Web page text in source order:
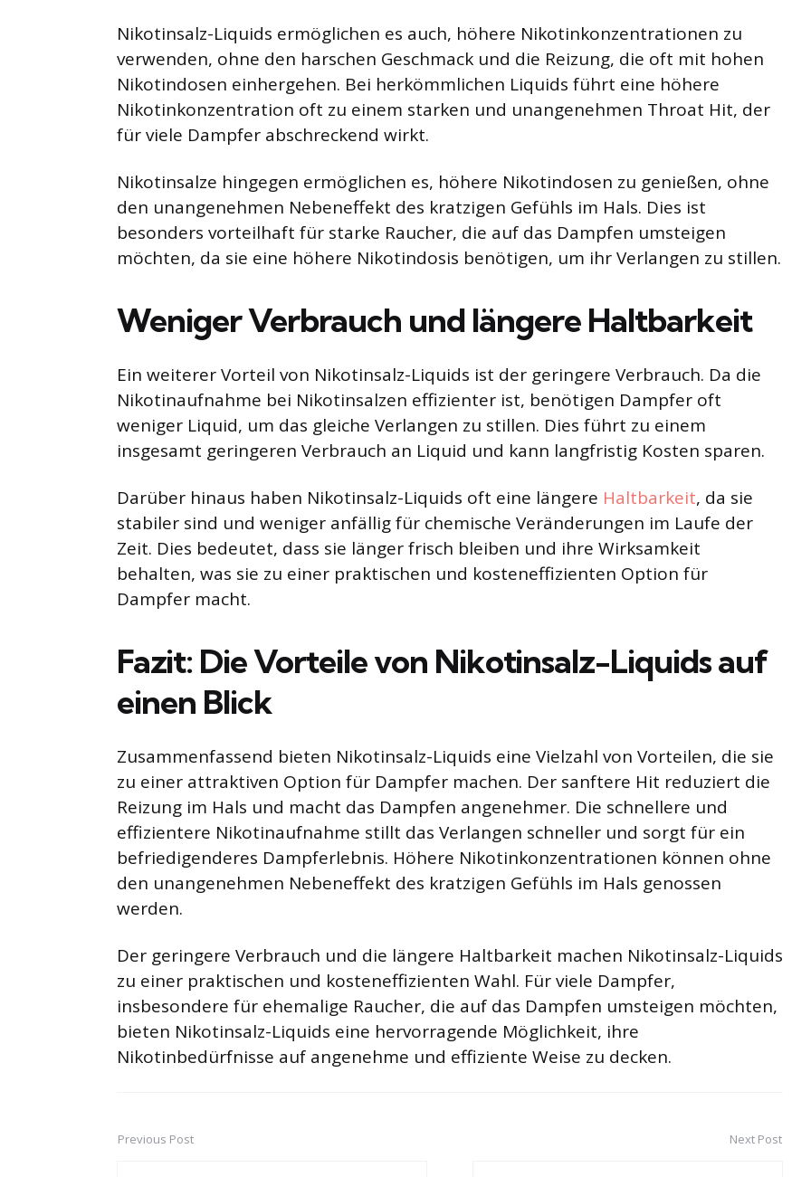
Nikotinsalz-Liquids ermöglichen es auch, höhere Nikotinkonzentrationen zu
verwenden, ohne den harschen Geschmack und die Reizung, die oft mit hohen
Nikotindosen einhergehen. Bei herkömmlichen Liquids führt eine höhere
Nikotinkonzentration oft zu einem starken und unangenehmen Throat Hit, der
für viele Dampfer abschreckend wirkt.
Nikotinsalze hingegen ermöglichen es, höhere Nikotindosen zu genießen, ohne
den unangenehmen Nebeneffekt des kratzigen Gefühls im Hals. Dies ist
besonders vorteilhaft für starke Raucher, die auf das Dampfen umsteigen
möchten, da sie eine höhere Nikotindosis benötigen, um ihr Verlangen zu stillen.
Weniger Verbrauch und längere Haltbarkeit
Ein weiterer Vorteil von Nikotinsalz-Liquids ist der geringere Verbrauch. Da die
Nikotinaufnahme bei Nikotinsalzen effizienter ist, benötigen Dampfer oft
weniger Liquid, um das gleiche Verlangen zu stillen. Dies führt zu einem
insgesamt geringeren Verbrauch an Liquid und kann langfristig Kosten sparen.
Darüber hinaus haben Nikotinsalz-Liquids oft eine längere Haltbarkeit, da sie
stabiler sind und weniger anfällig für chemische Veränderungen im Laufe der
Zeit. Dies bedeutet, dass sie länger frisch bleiben und ihre Wirksamkeit
behalten, was sie zu einer praktischen und kosteneffizienten Option für
Dampfer macht.
Fazit: Die Vorteile von Nikotinsalz-Liquids auf
einen Blick
Zusammenfassend bieten Nikotinsalz-Liquids eine Vielzahl von Vorteilen, die sie
zu einer attraktiven Option für Dampfer machen. Der sanftere Hit reduziert die
Reizung im Hals und macht das Dampfen angenehmer. Die schnellere und
effizientere Nikotinaufnahme stillt das Verlangen schneller und sorgt für ein
befriedigenderes Dampferlebnis. Höhere Nikotinkonzentrationen können ohne
den unangenehmen Nebeneffekt des kratzigen Gefühls im Hals genossen
werden.
Der geringere Verbrauch und die längere Haltbarkeit machen Nikotinsalz-Liquids
zu einer praktischen und kosteneffizienten Wahl. Für viele Dampfer,
insbesondere für ehemalige Raucher, die auf das Dampfen umsteigen möchten,
bieten Nikotinsalz-Liquids eine hervorragende Möglichkeit, ihre
Nikotinbedürfnisse auf angenehme und effiziente Weise zu decken.
Post
Previous Post Next Post